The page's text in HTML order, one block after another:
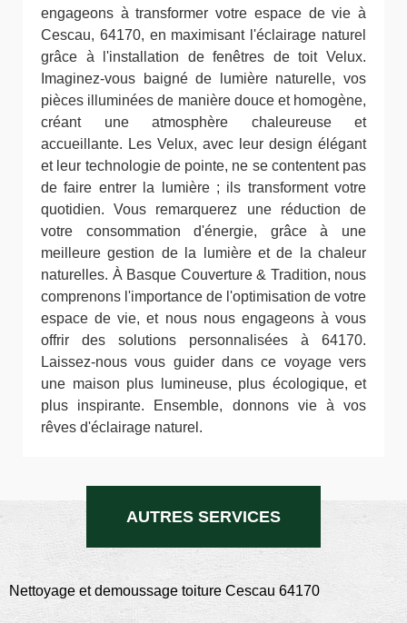
engageons à transformer votre espace de vie à
Cescau, 64170, en maximisant l'éclairage naturel
grâce à l'installation de fenêtres de toit Velux.
Imaginez-vous baigné de lumière naturelle, vos
pièces illuminées de manière douce et homogène,
créant une atmosphère chaleureuse et
accueillante. Les Velux, avec leur design élégant
et leur technologie de pointe, ne se contentent pas
de faire entrer la lumière ; ils transforment votre
quotidien. Vous remarquerez une réduction de
votre consommation d'énergie, grâce à une
meilleure gestion de la lumière et de la chaleur
naturelles. À Basque Couverture & Tradition, nous
comprenons l'importance de l'optimisation de votre
espace de vie, et nous nous engageons à vous
offrir des solutions personnalisées à 64170.
Laissez-nous vous guider dans ce voyage vers
une maison plus lumineuse, plus écologique, et
plus inspirante. Ensemble, donnons vie à vos
rêves d'éclairage naturel.
AUTRES SERVICES
Nettoyage et demoussage toiture Cescau 64170